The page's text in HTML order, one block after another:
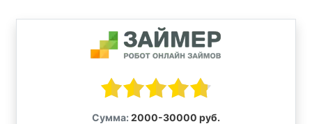
Сумма: 2000-30000 руб.